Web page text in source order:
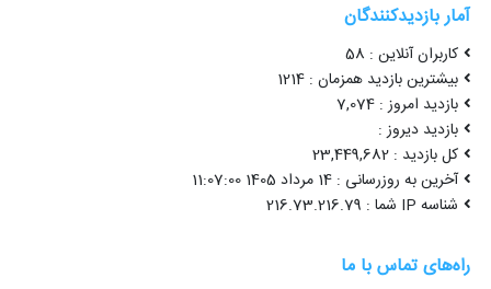
آمار بازدیدکنندگان
کاربران آنلاین : 58
بیشترین بازدید همزمان : 1214
بازدید امروز : 7,074
بازدید دیروز :
کل بازدید : 23,449,682
آخرین به روزرسانی : 14 مرداد 1405 11:07:00
شناسه IP شما : 216.73.216.79
راه‌های تماس با ما